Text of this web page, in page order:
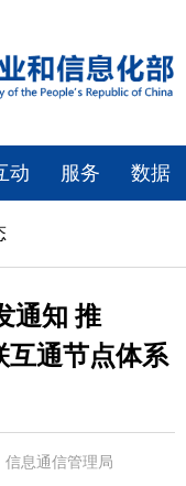
动 服务 数据
通知 推
互通节点体系
信息通信管理局